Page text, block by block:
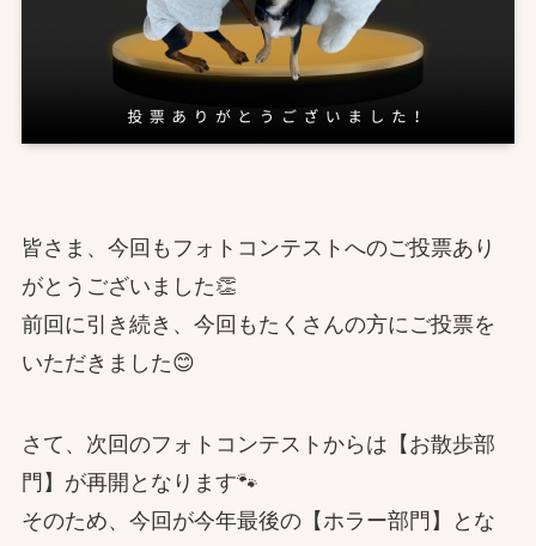
皆さま、今回もフォトコンテストへのご投票あり
がとうございました👏
前回に引き続き、今回もたくさんの方にご投票を
いただきました😊
さて、次回のフォトコンテストからは【お散歩部
門】が再開となります🐾
そのため、今回が今年最後の【ホラー部門】とな